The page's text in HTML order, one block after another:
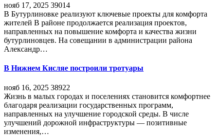
нояб 17, 2025 39014
В Бутурлиновке реализуют ключевые проекты для комфорта
жителей В районе продолжается реализация проектов,
направленных на повышение комфорта и качества жизни
бутурлиновцев. На совещании в администрации района
Александр…
В Нижнем Кисляе построили тротуары
нояб 16, 2025 38922
Жизнь в малых городах и поселениях становится комфортнее
благодаря реализации государственных программ,
направленных на улучшение городской среды. В числе
улучшений дорожной инфраструктуры — позитивные
изменения,…